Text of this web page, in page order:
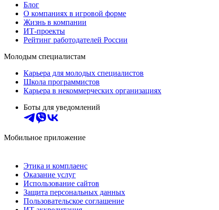
Блог
О компаниях в игровой форме
Жизнь в компании
ИТ-проекты
Рейтинг работодателей России
Молодым специалистам
Карьера для молодых специалистов
Школа программистов
Карьера в некоммерческих организациях
Боты для уведомлений
Мобильное приложение
Этика и комплаенс
Оказание услуг
Использование сайтов
Защита персональных данных
Пользовательское соглашение